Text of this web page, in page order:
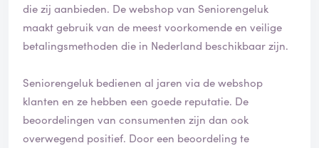
die zij aanbieden. De webshop van Seniorengeluk
maakt gebruik van de meest voorkomende en veilige
betalingsmethoden die in Nederland beschikbaar zijn.
Seniorengeluk bedienen al jaren via de webshop
klanten en ze hebben een goede reputatie. De
beoordelingen van consumenten zijn dan ook
overwegend positief. Door een beoordeling te